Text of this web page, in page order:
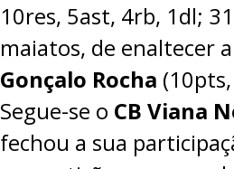
10res, 5ast, 4rb, 1dl;
maiatos, de enaltecer
Gonçalo Rocha
Segue-se o CB Viana
fechou a sua